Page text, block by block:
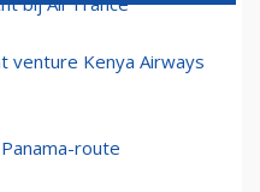
venture Kenya Airways
route